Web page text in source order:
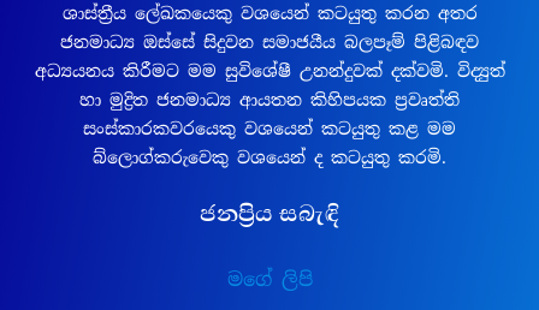
ශාස්ත්‍රීය ලේඛකයෙකු වශයෙන් කටයුතු කරන අතර
ජනමාධ්‍ය ඔස්සේ සිදුවන සමාජයීය බලපෑම් පිළිබඳව
අධ්‍යයනය කිරීමට මම සුවිශේෂී උනන්දුවක් දක්වමි. විද්‍යුත්
හා මුද්‍රිත ජනමාධ්‍ය ආයතන කිහිපයක ප්‍රවෘත්ති
සංස්කාරකවරයෙකු වශයෙන් කටයුතු කළ මම
බ්ලොග්කරුවෙකු වශයෙන් ද කටයුතු කරමි.
ජනප්‍රිය සබැඳි
මගේ ලිපි